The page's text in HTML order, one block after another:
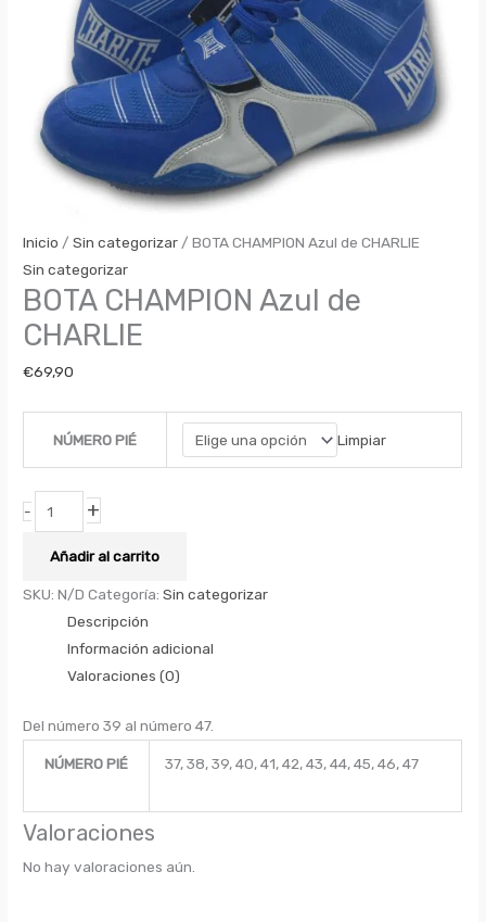
Inicio /Sin categorizar / BOTA CHAMPION Azul de CHARLIE
Sin categorizar
BOTA CHAMPION Azul de
CHARLIE
€69,90
NÚMERO PIÉ Limpiar
- +
Añadir al carrito
SKU:N/D Categoría:Sin categorizar
Descripción
Información adicional
Valoraciones (0)
Del número 39 al número 47.
NÚMERO PIÉ 37, 38, 39, 40, 41, 42, 43, 44, 45, 46, 47
Valoraciones
No hay valoraciones aún.